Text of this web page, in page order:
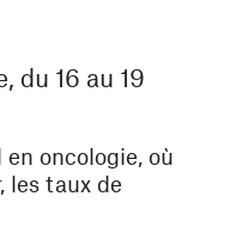
du 16 au 19
oncologie, où
les taux de